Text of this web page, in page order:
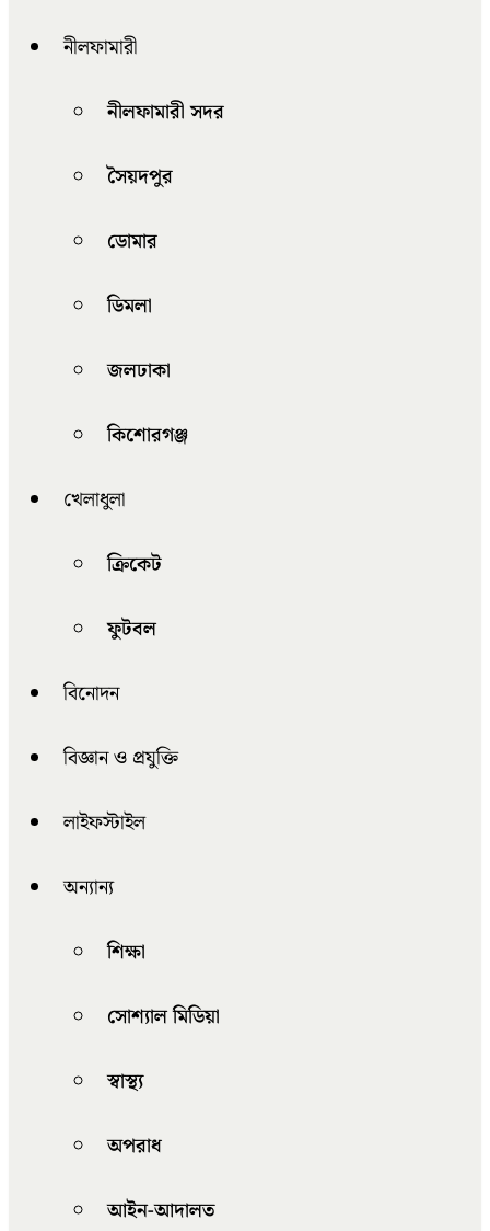
নীলফামারী
নীলফামারী সদর
সৈয়দপুর
ডোমার
ডিমলা
জলঢাকা
কিশোরগঞ্জ
খেলাধুলা
ক্রিকেট
ফুটবল
বিনোদন
বিজ্ঞান ও প্রযুক্তি
লাইফস্টাইল
অন্যান্য
শিক্ষা
সোশ্যাল মিডিয়া
স্বাস্থ্য
অপরাধ
আইন-আদালত